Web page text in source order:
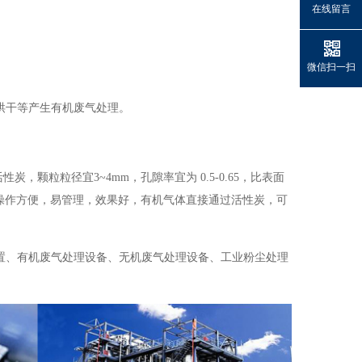
等产生有机废气处理。
炭，颗粒粒径宜3~4mm，孔隙率宜为 0.5-0.65，比表面
方便，易管理，效果好，有机气体直接通过活性炭，可
有机废气处理设备、无机废气处理设备、工业粉尘处理
在线留言
微信扫一扫